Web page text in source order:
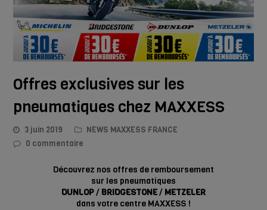
Offres exclusives sur les
pneumatiques chez MAXXESS
3 juin 2019
NEWS MAXXESS FRANCE
0 commentaire
Découvrez nos offres de remboursement
sur les pneumatiques
DUNLOP/ BRIDGESTONE/ METZELER
dans votre centre MAXXESS !